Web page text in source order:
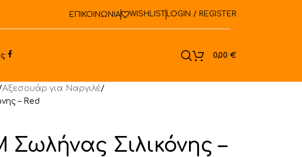
ΕΠΙΚΟΙΝΩΝΙΑ WISHLIST LOGIN / REGISTER
0,00 €
Αξεσουάρ για Ναργιλέ/
– Red
Σωλήνας Σιλικόνης –